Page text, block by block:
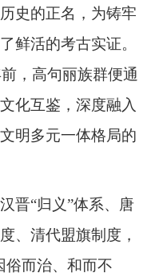
史的正名，为铸牢
鲜活的考古实证。
，高句丽族群便通
化互鉴，深度融入
明多元一体格局的
晋“归义”体系、唐
、清代盟旗制度，
俗而治、和而不